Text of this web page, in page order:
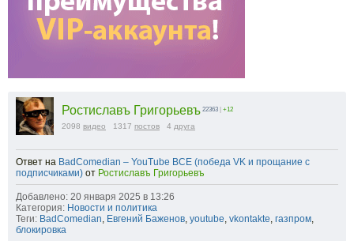
Ростиславъ Григорьевъ 22363 +12
2098 видео 1317 постов 4 друга
Ответ на BadComedian – YouTube ВСЕ (победа VK и прощание с
подписчиками) от Ростиславъ Григорьевъ
Добавлено: 20 января 2025 в 13:26
Категория: Новости и политика
Теги: BadComedian, Евгений Баженов, youtube, vkontakte, газпром,
блокировка